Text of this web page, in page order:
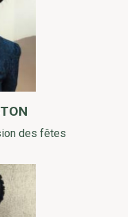
des fêtes